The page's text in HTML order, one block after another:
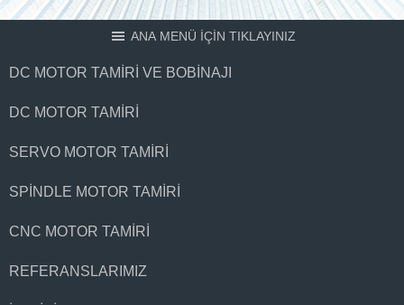
ANA MENÜ İÇİN TIKLAYINIZ
DC MOTOR TAMIRI VE BOBINAJI
DC MOTOR TAMIRI
SERVO MOTOR TAMIRI
SPINDLE MOTOR TAMIRI
CNC MOTOR TAMIRI
REFERANSLARIMIZ